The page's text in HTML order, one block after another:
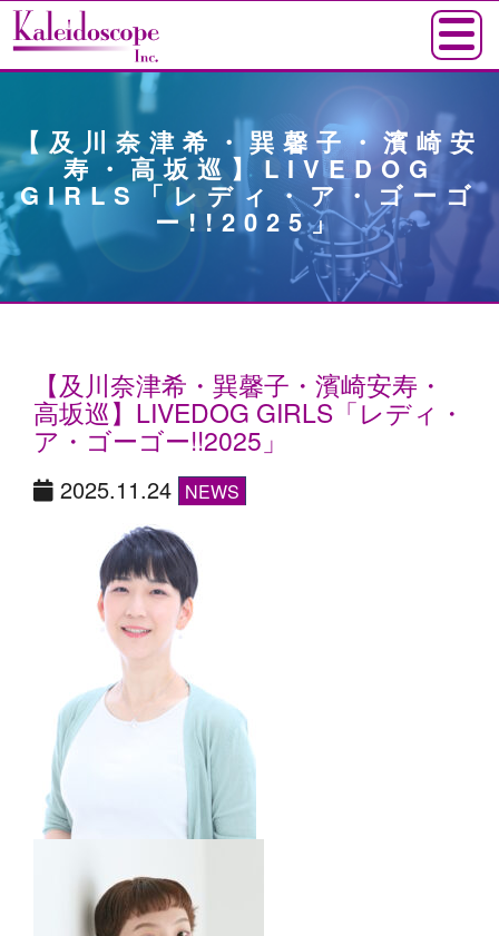
【及川奈津希・巽馨子・濱崎安
寿・高坂巡】LIVEDOG
GIRLS「レディ・ア・ゴーゴ
ー!!2025」
【及川奈津希・巽馨子・濱崎安寿・
高坂巡】LIVEDOG GIRLS「レディ・
ア・ゴーゴー!!2025」
2025.11.24 NEWS